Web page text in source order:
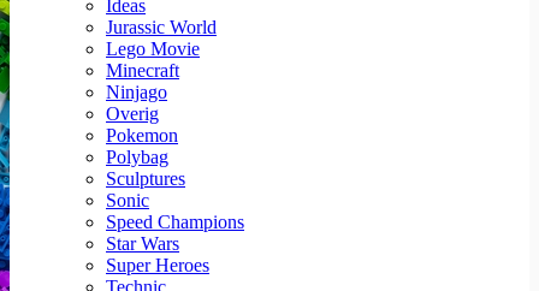
Ideas
Jurassic World
Lego Movie
Minecraft
Ninjago
Overig
Pokemon
Polybag
Sculptures
Sonic
Speed Champions
Star Wars
Super Heroes